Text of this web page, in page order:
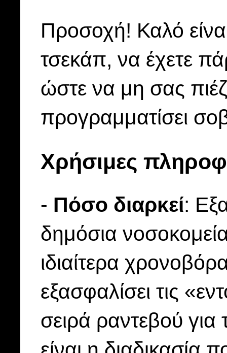
Προσοχή! Καλό
τσεκάπ, να έχετε
ώστε να μη σας
προγραμματίσει
Χρήσιμες
- Πόσο διαρκεί:
δημόσια
ιδιαίτερα
εξασφαλίσει τις
σειρά ραντεβού για